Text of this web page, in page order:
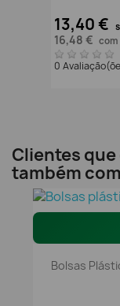
13,40 €
16,48 € com
0
Clientes
também
Bolsas